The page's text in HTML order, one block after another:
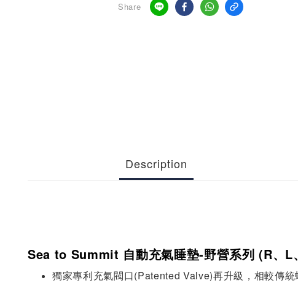
Share
Description
Sea to Summit 自動充氣睡墊-野營系列 (R、L
獨家專利充氣閥口(Patented Valve)再升級，相較傳